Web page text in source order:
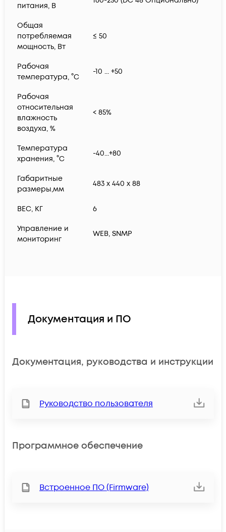
питания, В
Общая
потребляемая
мощность, Вт
≤ 50
Рабочая
температура, °С
-10 ... +50
Рабочая
относительная
влажность
воздуха, %
< 85%
Температура
хранения, °С
-40...+80
Габаритные
размеры,мм
483 x 440 x 88
ВЕС, КГ 6
Управление и
мониторинг
WEB, SNMP
Документация и ПО
Документация, руководства и инструкции
Руководство пользователя
Программное обеспечение
Встроенное ПО (Firmware)